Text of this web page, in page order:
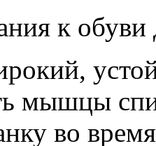
к
мышцы
во